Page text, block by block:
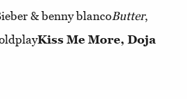
& benny blancoButter,
Kiss Me More, Doja